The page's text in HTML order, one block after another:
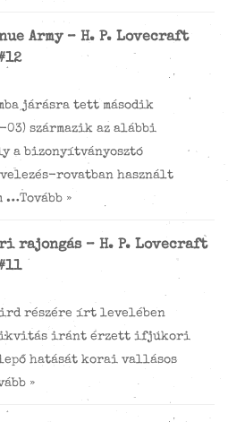
Army – H. P. Lovecraft
járásra tett második
származik az alábbi
a bizonyítványosztó
rovatban használt
…Tovább »
rajongás – H. P. Lovecraft
részére írt levelében
iránt érzett ifjúkori
hatását korai vallásos
»